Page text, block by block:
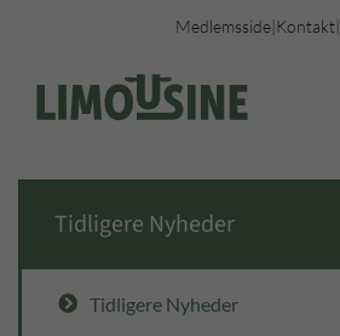
Medlemsside|Kontakt|
Tidligere Nyheder
Tidligere Nyheder